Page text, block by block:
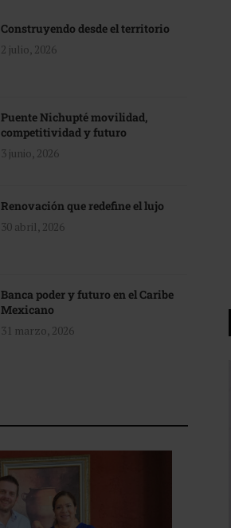
Construyendo desde el territorio
2 julio, 2026
Puente Nichupté movilidad,
competitividad y futuro
3 junio, 2026
Renovación que redefine el lujo
30 abril, 2026
Banca poder y futuro en el Caribe
Mexicano
31 marzo, 2026